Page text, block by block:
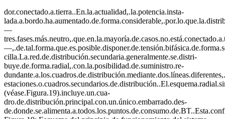
dor.conectado.a.tierra..En.la.actualidad,.la.potencia.insta-
—
cilla.La.red.de.distribución.secundaria.generalmente.se.distri-
buye.de.forma.radial,.con.la.posibilidad.de.suministro.re-
(véase.Figura.19).incluye.un.cua-
dro.de.distribución.principal.con.un.único.embarrado.des-